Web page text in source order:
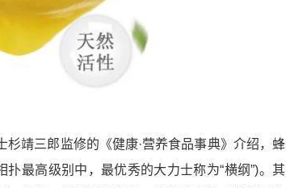
靖三郎监修的《健康·营养食品事典》介绍，蜂
扑最高级别中，最优秀的大力士称为“横纲”)。其